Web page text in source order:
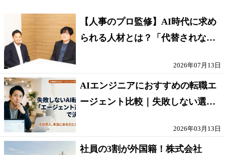
【人事のプロ監修】AI時代に求め
られる人材とは？「代替されない
2026年07月13日
AIエンジニアにおすすめの転職エ
ージェント比較｜失敗しない選び
2026年03月13日
社員の3割が外国籍！株式会社